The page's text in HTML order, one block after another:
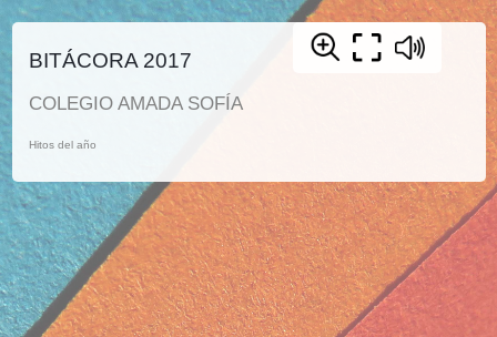
BITÁCORA 2017
COLEGIO AMADA SOFÍA
Hitos del año